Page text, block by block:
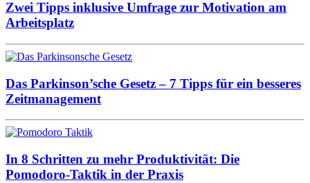
Zwei Tipps inklusive Umfrage zur Motivation am
Arbeitsplatz
Das Parkinson’sche Gesetz – 7 Tipps für ein besseres
Zeitmanagement
In 8 Schritten zu mehr Produktivität: Die
Pomodoro-Taktik in der Praxis